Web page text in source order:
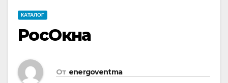
КАТАЛОГ
РосОкна
От energoventma